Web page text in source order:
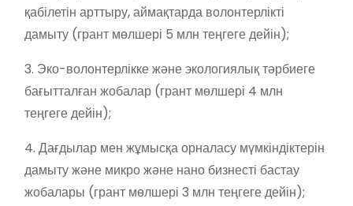
қабілетін арттыру, аймақтарда волонтерлікті
дамыту (грант мөлшері 5 млн теңгеге дейін);
3. Эко-волонтерлікке және экологиялық тәрбиеге
бағытталған жобалар (грант мөлшері 4 млн
теңгеге дейін);
4. Дағдылар мен жұмысқа орналасу мүмкіндіктерін
дамыту және микро және нано бизнесті бастау
жобалары (грант мөлшері 3 млн теңгеге дейін);